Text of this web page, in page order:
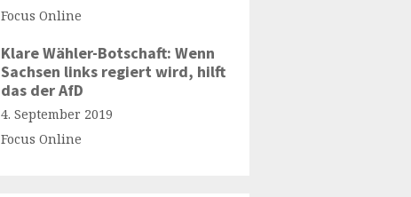
Focus Online
Klare Wähler-Botschaft: Wenn
Sachsen links regiert wird, hilft
das der AfD
4. September 2019
Focus Online